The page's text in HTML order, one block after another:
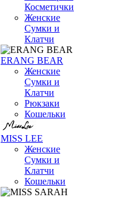
Косметички
Женские
Сумки и
Клатчи
ERANG BEAR
Женские
Сумки и
Клатчи
Рюкзаки
Кошельки
MISS LEE
Женские
Сумки и
Клатчи
Кошельки